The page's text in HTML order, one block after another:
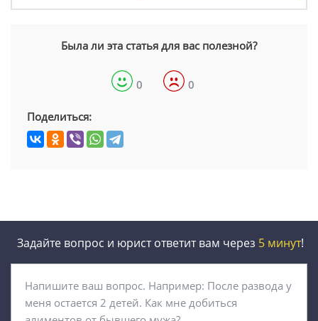
Была ли эта статья для вас полезной?
0 0
Поделиться:
Задайте вопрос и юрист ответит вам через 5 минут!